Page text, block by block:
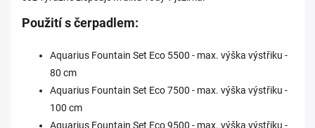
Použití s čerpadlem:
Aquarius Fountain Set Eco 5500 - max. výška výstřiku -
80 cm
Aquarius Fountain Set Eco 7500 - max. výška výstřiku -
100 cm
Aquarius Fountain Set Eco 9500 - max. výška výstřiku -